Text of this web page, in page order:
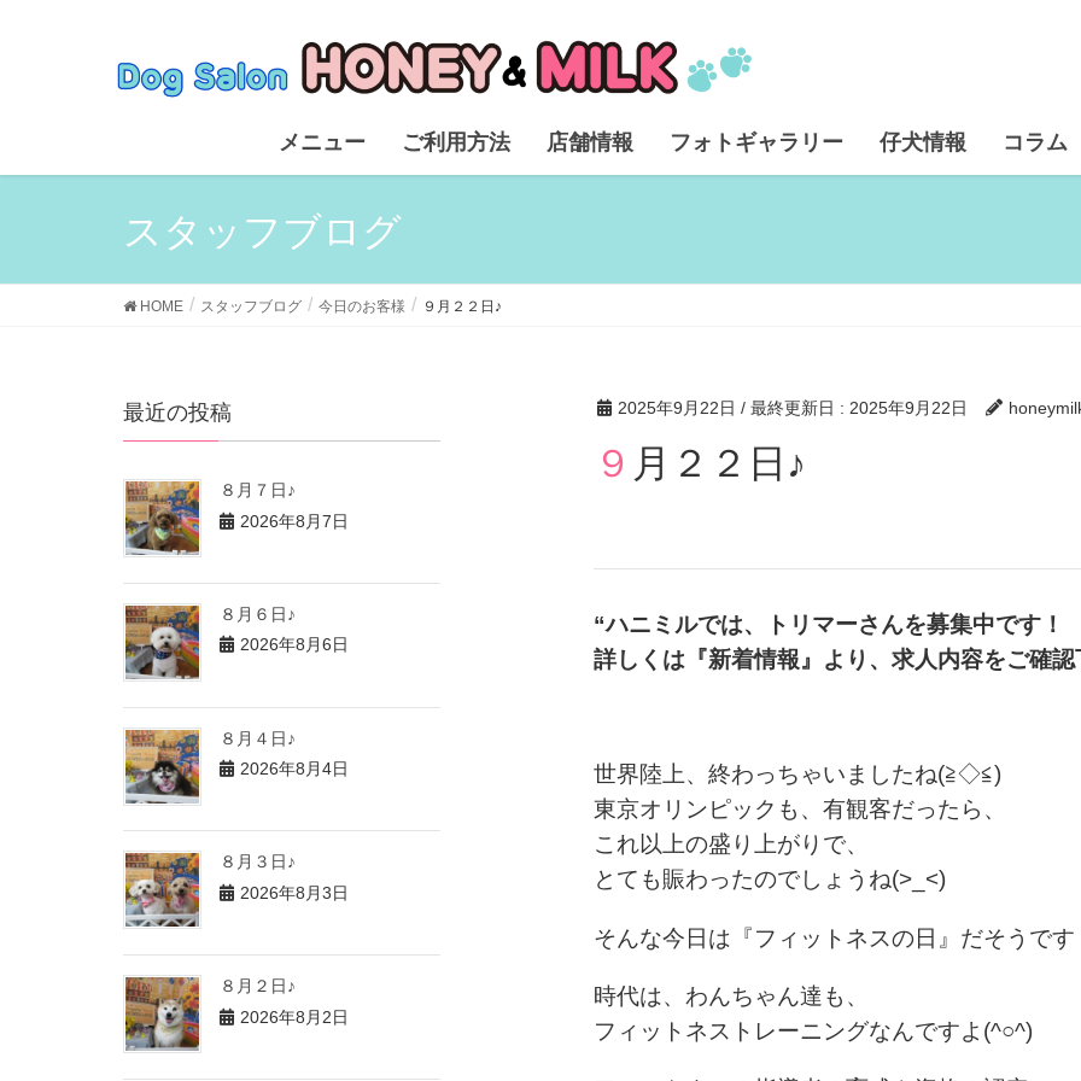
メニュー ご利用方法 店舗情報 フォトギャラリー 仔犬情報 コラム
スタッフブログ
HOME スタッフブログ 今日のお客様 ９月２２日♪
2025年9月22日 / 最終更新日 : 2025年9月22日
９月２２日♪
“ハニミルでは、トリマーさんを募集中です！
詳しくは『新着情報』より、求人内容をご確認
世界陸上、終わっちゃいましたね(≧◇≦)
東京オリンピックも、有観客だったら、
これ以上の盛り上がりで、
とても賑わったのでしょうね(>_<)
そんな今日は『フィットネスの日』だそうです
時代は、わんちゃん達も、
フィットネストレーニングなんですよ(^○^)
最近の投稿
８月７日♪
2026年8月7日
８月６日♪
2026年8月6日
８月４日♪
2026年8月4日
８月３日♪
2026年8月3日
８月２日♪
2026年8月2日